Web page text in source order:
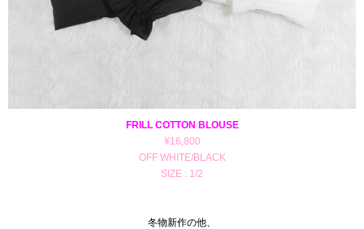
FRILL COTTON BLOUSE
¥16,800
OFF WHITE/BLACK
SIZE : 1/2
冬物新作の他、